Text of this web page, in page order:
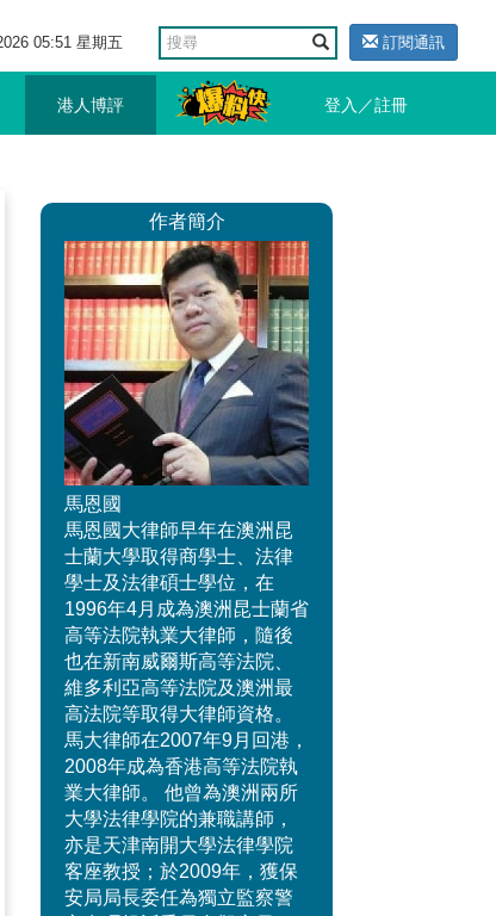
05:51 星期五 訂閱通訊
港人博評 登入／註冊
作者簡介
馬恩國
馬恩國大律師早年在澳洲昆
士蘭大學取得商學士、法律
學士及法律碩士學位，在
1996年4月成為澳洲昆士蘭省
高等法院執業大律師，隨後
也在新南威爾斯高等法院、
維多利亞高等法院及澳洲最
高法院等取得大律師資格。
馬大律師在2007年9月回港，
2008年成為香港高等法院執
業大律師。 他曾為澳洲兩所
大學法律學院的兼職講師，
亦是天津南開大學法律學院
客座教授；於2009年，獲保
安局局長委任為獨立監察警